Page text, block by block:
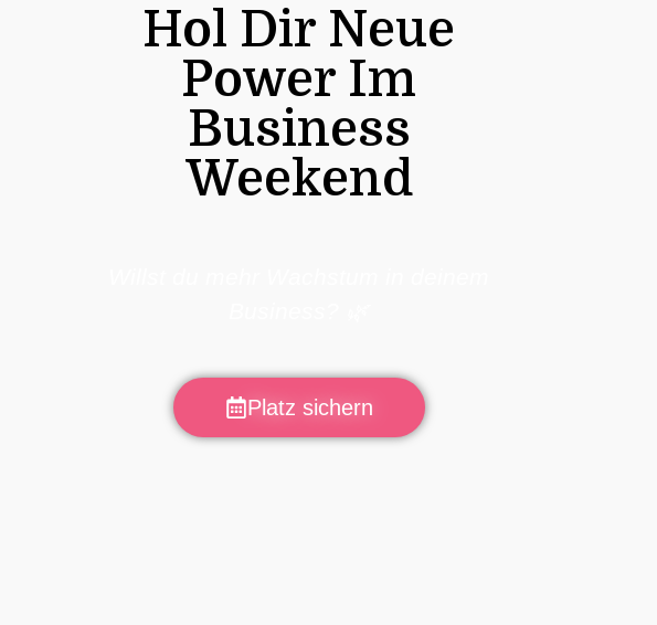
Hol Dir Neue
Power Im
Business
Weekend
Platz sichern